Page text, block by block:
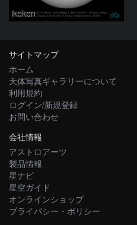
ikeken
サイトマップ
ホーム
天体写真ギャラリーについて
利用規約
ログイン/新規登録
お問い合わせ
会社情報
アストロアーツ
製品情報
星ナビ
星空ガイド
オンラインショップ
プライバシー・ポリシー